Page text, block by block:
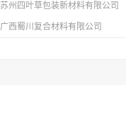
苏州四叶草包装新材料有限公司
广西蜀川复合材料有限公司